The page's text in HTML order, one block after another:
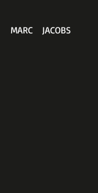
MARC　JACOBS